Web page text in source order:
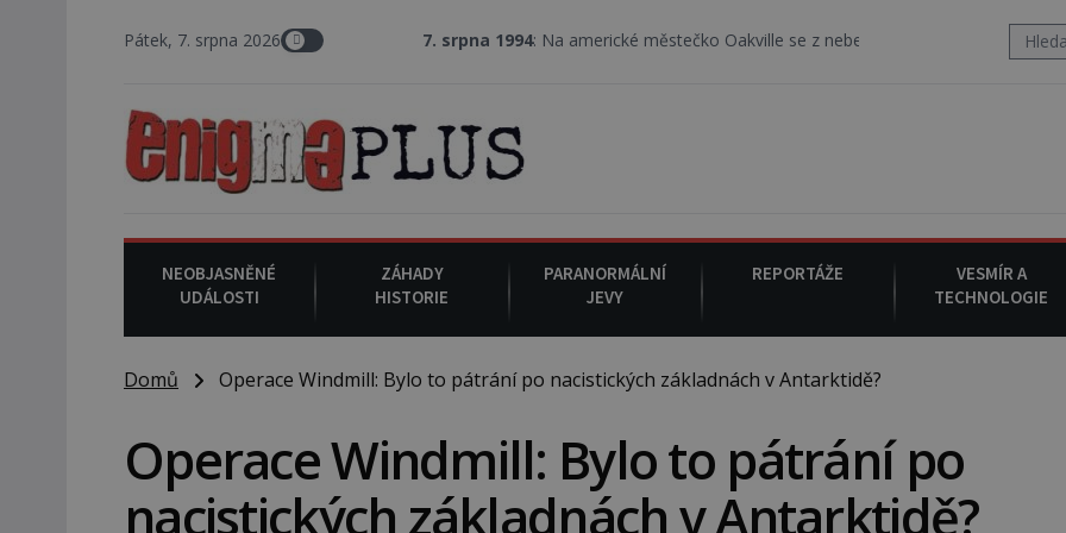
Pátek, 7. srpna 2026 7. srpna 1994 : Na americké městečko Oakville se z nebe snáší podivná rosolovitá látka
NEOBJASNĚNÉ
UDÁLOSTI
ZÁHADY
HISTORIE
PARANORMÁLNÍ
JEVY
REPORTÁŽE
VESMÍR A
TECHNOLOGIE
Domů Operace Windmill: Bylo to pátrání po nacistických základnách v Antarktidě?
Operace Windmill: Bylo to pátrání po
nacistických základnách v Antarktidě?